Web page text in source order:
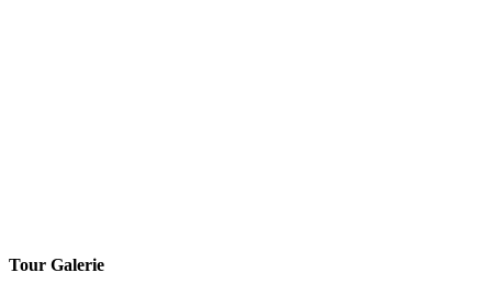
Tour Galerie